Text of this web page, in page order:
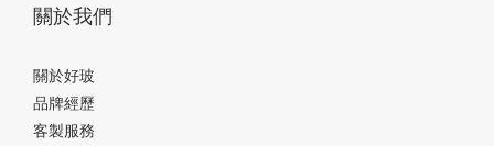
關於我們
關於好玻
品牌經歷
客製服務